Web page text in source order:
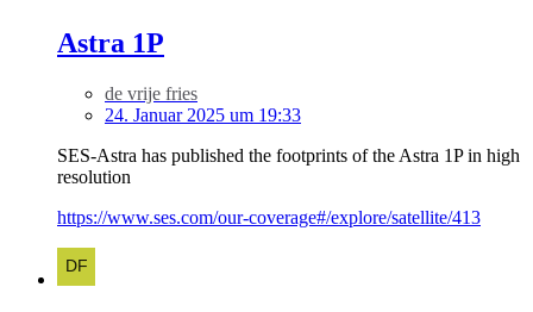
Astra 1P
de vrije fries
24. Januar 2025 um 19:33
SES-Astra has published the footprints of the Astra 1P in high
resolution
https://www.ses.com/our-coverage#/explore/satellite/413